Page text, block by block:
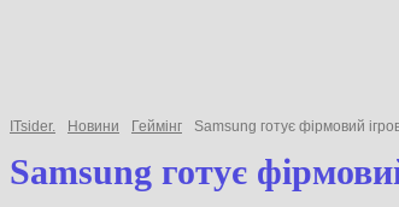
ITsider. Новини Геймінг Samsung готує фірмовий
Samsung готує